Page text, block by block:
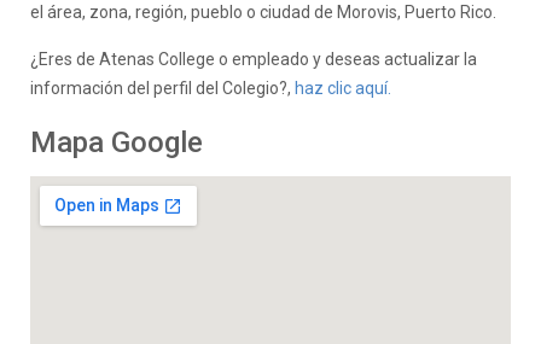
el área, zona, región, pueblo o ciudad de Morovis, Puerto Rico.
¿Eres de Atenas College o empleado y deseas actualizar la
información del perfil del Colegio?, haz clic aquí.
Mapa Google